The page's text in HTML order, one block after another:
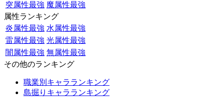
突属性最強 魔属性最強
属性ランキング
炎属性最強 水属性最強
雷属性最強 光属性最強
闇属性最強 無属性最強
その他のランキング
職業別キャラランキング
島掘りキャラランキング